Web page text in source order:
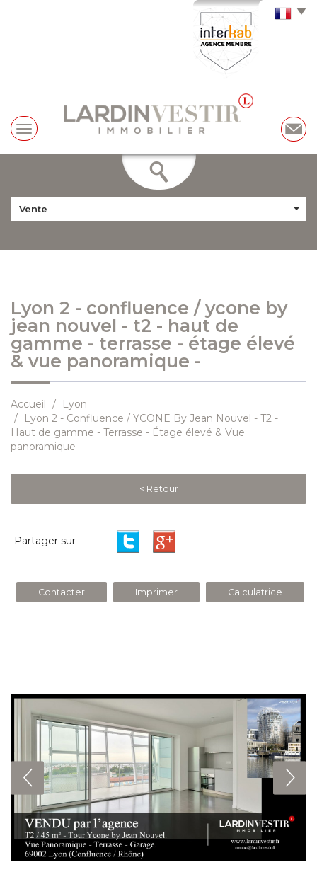
Vente
lyon 2 - confluence / ycone by
jean nouvel - t2 - haut de
gamme - terrasse - étage élevé
& vue panoramique -
Accueil
Lyon
Lyon 2 - Confluence / YCONE By Jean Nouvel - T2 -
Haut de gamme - Terrasse - Étage élevé & Vue
panoramique -
< Retour
Partager sur
Contacter Imprimer Calculatrice